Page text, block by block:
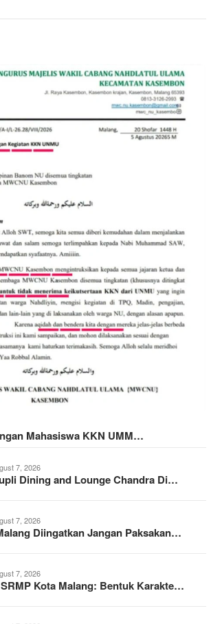
Mahasiswa KKN UMM…
7, 2026
Dining and Lounge Chandra Di…
7, 2026
Diingatkan Jangan Paksakan…
7, 2026
Kota Malang: Bentuk Karakte…